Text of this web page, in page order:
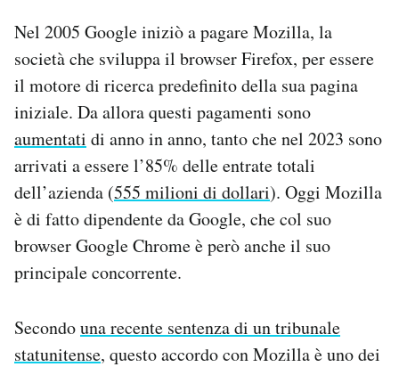
CALENDARIO
AREA PERSONALE
Area Personale
Newsletter
Notifiche mobile
Regala il Post
Hai bisogno di aiuto?
Esci
Nel 2005 Google iniziò a pagare Mozilla, la
società che sviluppa il browser Firefox, per essere
il motore di ricerca predefinito della sua pagina
iniziale. Da allora questi pagamenti sono
aumentati di anno in anno, tanto che nel 2023 sono
arrivati a essere l’85% delle entrate totali
dell’azienda (555 milioni di dollari). Oggi Mozilla
è di fatto dipendente da Google, che col suo
browser Google Chrome è però anche il suo
principale concorrente.
Secondouna recente sentenza di un tribunale
statunitense, questo accordo con Mozilla è uno dei